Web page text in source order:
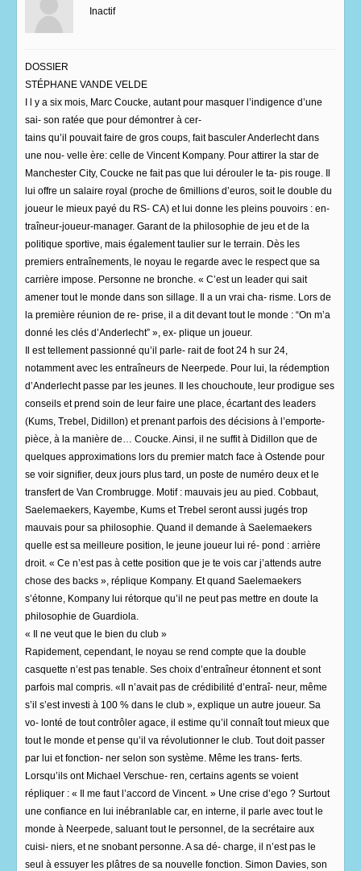
Inactif
DOSSIER
STÉPHANE VANDE VELDE
I l y a six mois, Marc Coucke, autant pour masquer l’indigence d’une
sai- son ratée que pour démontrer à cer-
tains qu’il pouvait faire de gros coups, fait basculer Anderlecht dans
une nou- velle ère: celle de Vincent Kompany. Pour attirer la star de
Manchester City, Coucke ne fait pas que lui dérouler le ta- pis rouge. Il
lui offre un salaire royal (proche de 6millions d’euros, soit le double du
joueur le mieux payé du RS- CA) et lui donne les pleins pouvoirs : en-
traîneur-joueur-manager. Garant de la philosophie de jeu et de la
politique sportive, mais également taulier sur le terrain. Dès les
premiers entraînements, le noyau le regarde avec le respect que sa
carrière impose. Personne ne bronche. « C’est un leader qui sait
amener tout le monde dans son sillage. Il a un vrai cha- risme. Lors de
la première réunion de re- prise, il a dit devant tout le monde : “On m’a
donné les clés d’Anderlecht” », ex- plique un joueur.
Il est tellement passionné qu’il parle- rait de foot 24 h sur 24,
notamment avec les entraîneurs de Neerpede. Pour lui, la rédemption
d’Anderlecht passe par les jeunes. Il les chouchoute, leur prodigue ses
conseils et prend soin de leur faire une place, écartant des leaders
(Kums, Trebel, Didillon) et prenant parfois des décisions à l’emporte-
pièce, à la manière de… Coucke. Ainsi, il ne suffit à Didillon que de
quelques approximations lors du premier match face à Ostende pour
se voir signifier, deux jours plus tard, un poste de numéro deux et le
transfert de Van Crombrugge. Motif : mauvais jeu au pied. Cobbaut,
Saelemaekers, Kayembe, Kums et Trebel seront aussi jugés trop
mauvais pour sa philosophie. Quand il demande à Saelemaekers
quelle est sa meilleure position, le jeune joueur lui ré- pond : arrière
droit. « Ce n’est pas à cette position que je te vois car j’attends autre
chose des backs », réplique Kompany. Et quand Saelemaekers
s’étonne, Kompany lui rétorque qu’il ne peut pas mettre en doute la
philosophie de Guardiola.
« Il ne veut que le bien du club »
Rapidement, cependant, le noyau se rend compte que la double
casquette n’est pas tenable. Ses choix d’entraîneur étonnent et sont
parfois mal compris. «Il n’avait pas de crédibilité d’entraî- neur, même
s’il s’est investi à 100 % dans le club », explique un autre joueur. Sa
vo- lonté de tout contrôler agace, il estime qu’il connaît tout mieux que
tout le monde et pense qu’il va révolutionner le club. Tout doit passer
par lui et fonction- ner selon son système. Même les trans- ferts.
Lorsqu’ils ont Michael Verschue- ren, certains agents se voient
répliquer : « Il me faut l’accord de Vincent. » Une crise d’ego ? Surtout
une confiance en lui inébranlable car, en interne, il parle avec tout le
monde à Neerpede, saluant tout le personnel, de la secrétaire aux
cuisi- niers, et ne snobant personne. A sa dé- charge, il n’est pas le
seul à essuyer les plâtres de sa nouvelle fonction. Simon Davies, son